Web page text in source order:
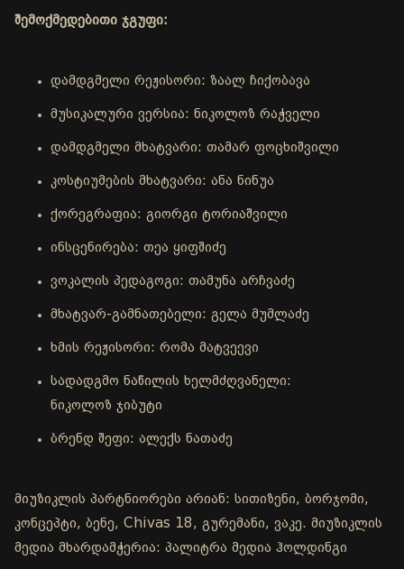
შემოქმედებითი ჯგუფი:
დამდგმელი რეჟისორი: ზაალ ჩიქობავა
მუსიკალური ვერსია: ნიკოლოზ რაჭველი
დამდგმელი მხატვარი: თამარ ფოცხიშვილი
კოსტიუმების მხატვარი: ანა ნინუა
ქორეგრაფია: გიორგი ტორიაშვილი
ინსცენირება: თეა ყიფშიძე
ვოკალის პედაგოგი: თამუნა არჩვაძე
მხატვარ-გამნათებელი: გელა მუმლაძე
ხმის რეჟისორი: რომა მატვეევი
სადადგმო ნაწილის ხელმძღვანელი:
ნიკოლოზ ჯიბუტი
ბრენდ შეფი: ალექს ნათაძე
მიუზიკლის პარტნიორები არიან: სითიზენი, ბორჯომი,
კონცეპტი, ბენე, Chivas 18, გურემანი, ვაკე. მიუზიკლის
მედია მხარდამჭერია: პალიტრა მედია ჰოლდინგი